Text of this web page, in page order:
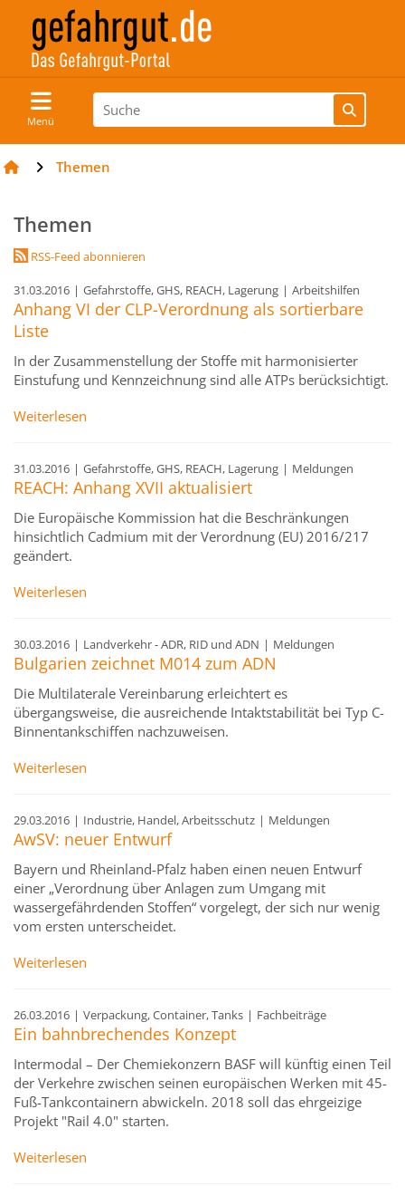
Menü
Themen
Themen
RSS-Feed abonnieren
31.03.2016 | Gefahrstoffe, GHS, REACH, Lagerung | Arbeitshilfen
Anhang VI der CLP-Verordnung als sortierbare
Liste
In der Zusammenstellung der Stoffe mit harmonisierter
Einstufung und Kennzeichnung sind alle ATPs berücksichtigt.
Weiterlesen
31.03.2016 | Gefahrstoffe, GHS, REACH, Lagerung | Meldungen
REACH: Anhang XVII aktualisiert
Die Europäische Kommission hat die Beschränkungen
hinsichtlich Cadmium mit der Verordnung (EU) 2016/217
geändert.
Weiterlesen
30.03.2016 | Landverkehr - ADR, RID und ADN | Meldungen
Bulgarien zeichnet M014 zum ADN
Die Multilaterale Vereinbarung erleichtert es
übergangsweise, die ausreichende Intaktstabilität bei Typ C-
Binnentankschiffen nachzuweisen.
Weiterlesen
29.03.2016 | Industrie, Handel, Arbeitsschutz | Meldungen
AwSV: neuer Entwurf
Bayern und Rheinland-Pfalz haben einen neuen Entwurf
einer „Verordnung über Anlagen zum Umgang mit
wassergefährdenden Stoffen“ vorgelegt, der sich nur wenig
vom ersten unterscheidet.
Weiterlesen
26.03.2016 | Verpackung, Container, Tanks | Fachbeiträge
Ein bahnbrechendes Konzept
Intermodal – Der Chemiekonzern BASF will künftig einen Teil
der Verkehre zwischen seinen europäischen Werken mit 45-
Fuß-Tankcontainern abwickeln. 2018 soll das ehrgeizige
Projekt "Rail 4.0" starten.
Weiterlesen